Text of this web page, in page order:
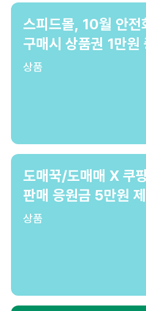
스피드몰, 10월 안전
구매시 상품권 1만원
상품
도매꾹/도매매 X 쿠
판매 응원금 5만원 제
상품